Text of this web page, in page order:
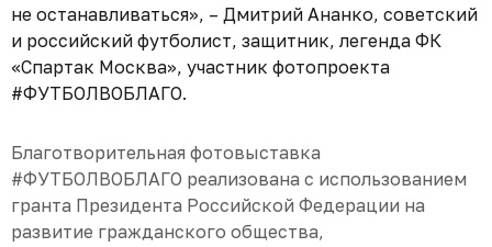
не останавливаться», – Дмитрий Ананко, советский
и российский футболист, защитник, легенда ФК
«Спартак Москва», участник фотопроекта
#ФУТБОЛВОБЛАГО.
Благотворительная фотовыставка
#ФУТБОЛВОБЛАГО реализована с использованием
гранта Президента Российской Федерации на
развитие гражданского общества,